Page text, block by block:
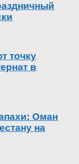
точку
в
Оман
на